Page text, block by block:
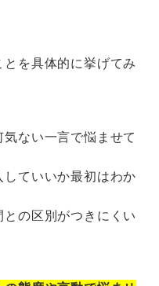
を具体的に挙げてみ
ない一言で悩ませて
ていいか最初はわか
の区別がつきにくい